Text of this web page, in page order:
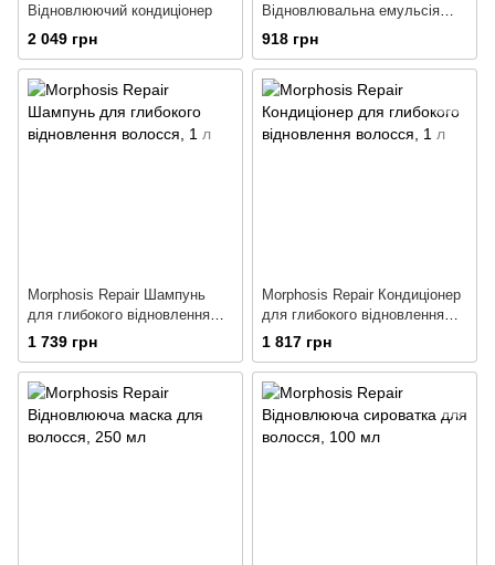
Відновлюючий кондиціонер
2 049 грн
Відновлювальна емульсія
для пошкодженого волосся
918 грн
Morphosis Repair Шампунь
для глибокого відновлення
волосся
1 739 грн
Morphosis Repair Кондиціонер
для глибокого відновлення
волосся
1 817 грн